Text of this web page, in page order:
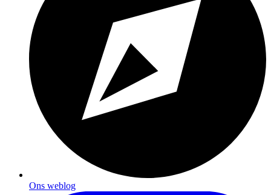
Ons weblog